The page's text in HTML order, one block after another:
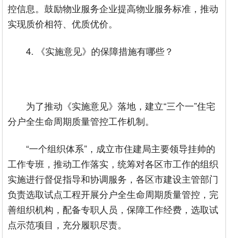
控信息。鼓励物业服务企业提高物业服务标准，推动
实现质价相符、优质优价。
4. 《实施意见》的保障措施有哪些？
为了推动《实施意见》落地，建立“三个一”住宅
分户全生命周期质量管控工作机制。
“一个组织体系”，成立市住建局主要领导挂帅的
工作专班，推动工作落实，统筹对各区市工作的组织
实施进行督促指导和协调服务，各区市建设主管部门
负责选取试点工程开展分户全生命周期质量管控，完
善组织机构，配备专职人员，保障工作经费，选取试
点示范项目，充分履职尽责。